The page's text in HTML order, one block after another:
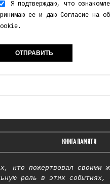
Я подтверждаю, что
ее и даю Согласие на
КНИГА ПАМЯТИ
кто пожертвовал своими
роль в этих